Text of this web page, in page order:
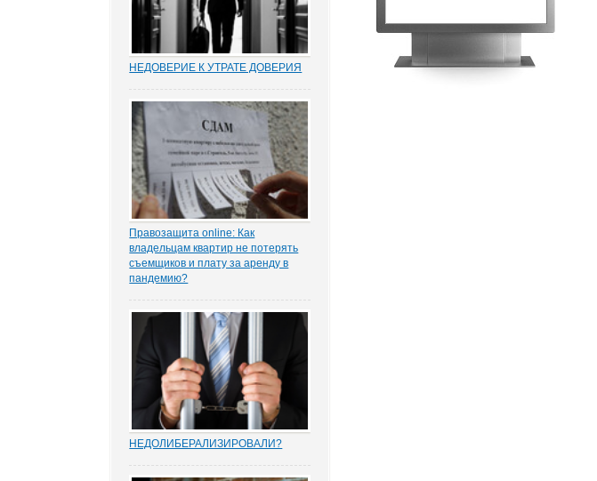
НЕДОВЕРИЕ К УТРАТЕ ДОВЕРИЯ
относительно новый правовой
институт в России. Норма об этом
(п. 7.1 ч. 1 ст. 81 ТК РФ) появилась в
Трудовом кодексе в 2012 году в
ходе совершенствования...
Правозащита online: Как
владельцам квартир не потерять
съемщиков и плату за аренду в
пандемию?
спроса, отметила в интервью
порталу «ЗАКОНИЯ» главный
юрисконсульт проектов судебной
практики Ольга Старых.
НEДОЛИБЕРАЛИЗИРОВАЛИ?